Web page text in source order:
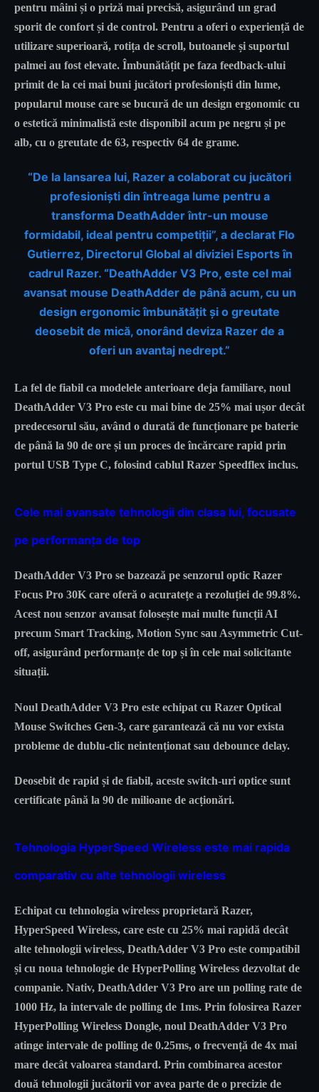
pentru mâini și o priză mai precisă, asigurând un grad
sporit de confort și de control. Pentru a oferi o experiență de
utilizare superioară, rotița de scroll, butoanele și suportul
palmei au fost elevate. Îmbunătățit pe faza feedback-ului
primit de la cei mai buni jucători profesioniști din lume,
popularul mouse care se bucură de un design ergonomic cu
o estetică minimalistă este disponibil acum pe negru și pe
alb, cu o greutate de 63, respectiv 64 de grame.
“De la lansarea lui, Razer a colaborat cu jucători
profesioniști din întreaga lume pentru a
transforma DeathAdder într-un mouse
formidabil, ideal pentru competiții”, a declarat Flo
Gutierrez, Directorul Global al diviziei Esports în
cadrul Razer. “DeathAdder V3 Pro, este cel mai
avansat mouse DeathAdder de până acum, cu un
design ergonomic îmbunătățit și o greutate
deosebit de mică, onorând deviza Razer de a
oferi un avantaj nedrept.”
La fel de fiabil ca modelele anterioare deja familiare, noul
DeathAdder V3 Pro este cu mai bine de 25% mai ușor decât
predecesorul său, având o durată de funcționare pe baterie
de până la 90 de ore și un proces de încărcare rapid prin
portul USB Type C, folosind cablul Razer Speedflex inclus.
Cele mai avansate tehnologii din clasa lui, focusate
pe performanța de top
DeathAdder V3 Pro se bazează pe senzorul optic Razer
Focus Pro 30K care oferă o acuratețe a rezoluției de 99.8%.
Acest nou senzor avansat folosește mai multe funcții AI
precum Smart Tracking, Motion Sync sau Asymmetric Cut-
off, asigurând performanțe de top și în cele mai solicitante
situații.
Noul DeathAdder V3 Pro este echipat cu Razer Optical
Mouse Switches Gen-3, care garantează că nu vor exista
probleme de dublu-clic neintenționat sau debounce delay.
Deosebit de rapid și de fiabil, aceste switch-uri optice sunt
certificate până la 90 de milioane de acționări.
Tehnologia HyperSpeed Wireless este mai rapida
comparativ cu alte tehnologii wireless
Echipat cu tehnologia wireless proprietară Razer,
HyperSpeed Wireless, care este cu 25% mai rapidă decât
alte tehnologii wireless, DeathAdder V3 Pro este compatibil
și cu noua tehnologie de HyperPolling Wireless dezvoltat de
companie. Nativ, DeathAdder V3 Pro are un polling rate de
1000 Hz, la intervale de polling de 1ms. Prin folosirea Razer
HyperPolling Wireless Dongle, noul DeathAdder V3 Pro
atinge intervale de polling de 0.25ms, o frecvență de 4x mai
mare decât valoarea standard. Prin combinarea acestor
două tehnologii jucătorii vor avea parte de o precizie de